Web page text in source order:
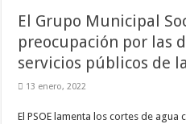
El Grupo Municipal
preocupación por las
servicios públicos de
13 enero, 2022
El PSOE lamenta los cortes de